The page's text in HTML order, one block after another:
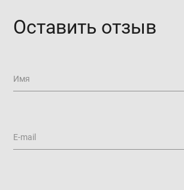
Оставить отзыв
Имя
E-mail